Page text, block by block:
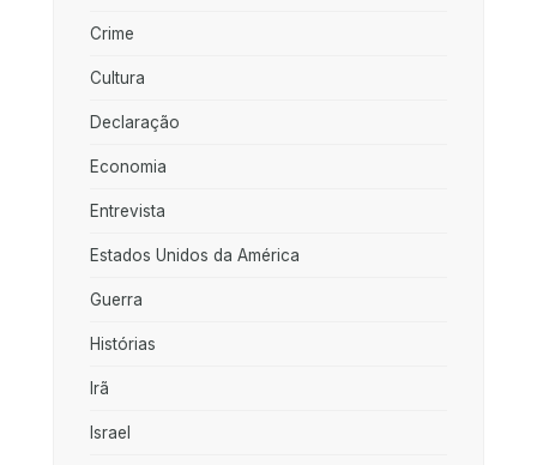
Crime
Cultura
Declaração
Economia
Entrevista
Estados Unidos da América
Guerra
Histórias
Irã
Israel